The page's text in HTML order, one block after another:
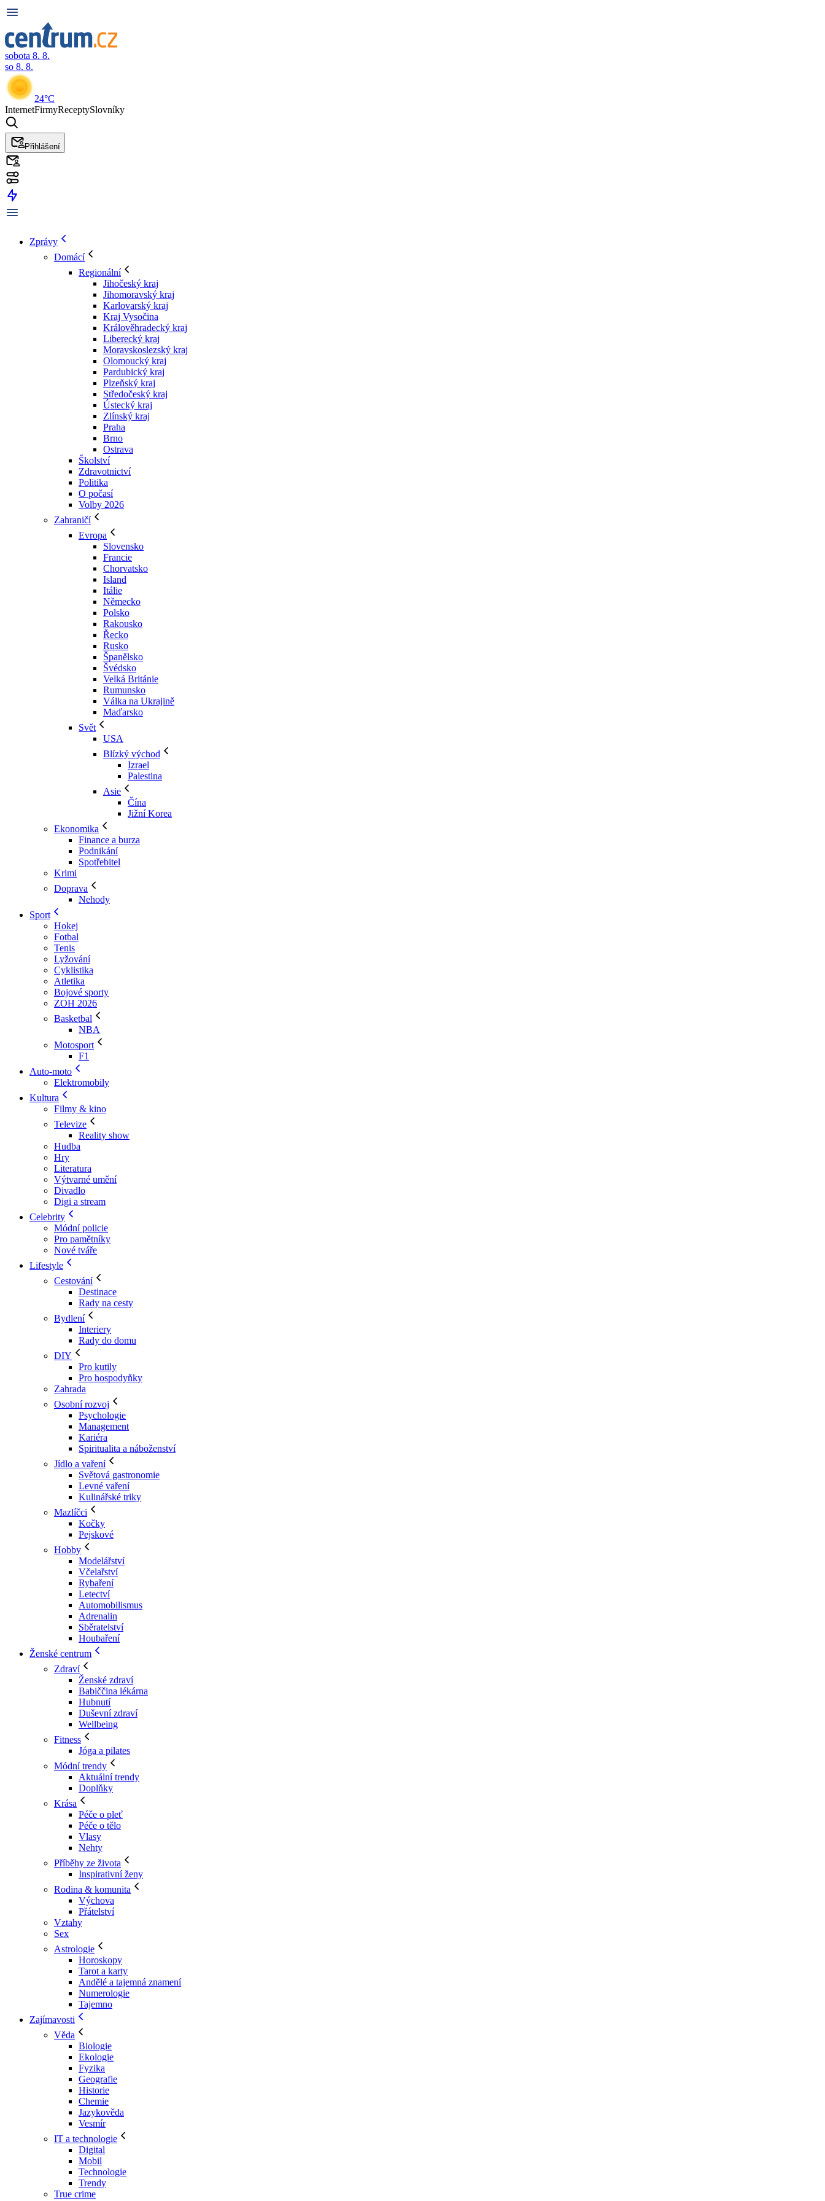
sobota 8. 8.
so 8. 8.
24°C
InternetFirmyReceptySlovníky
Přihlášení
Zprávy
Domácí
Regionální
Jihočeský kraj
Jihomoravský kraj
Karlovarský kraj
Kraj Vysočina
Králověhradecký kraj
Liberecký kraj
Moravskoslezský kraj
Olomoucký kraj
Pardubický kraj
Plzeňský kraj
Středočeský kraj
Ústecký kraj
Zlínský kraj
Praha
Brno
Ostrava
Školství
Zdravotnictví
Politika
O počasí
Volby 2026
Zahraničí
Evropa
Slovensko
Francie
Chorvatsko
Island
Itálie
Německo
Polsko
Rakousko
Řecko
Rusko
Španělsko
Švédsko
Velká Británie
Rumunsko
Válka na Ukrajině
Maďarsko
Svět
USA
Blízký východ
Izrael
Palestina
Asie
Čína
Jižní Korea
Ekonomika
Finance a burza
Podnikání
Spotřebitel
Krimi
Doprava
Nehody
Sport
Hokej
Fotbal
Tenis
Lyžování
Cyklistika
Atletika
Bojové sporty
ZOH 2026
Basketbal
NBA
Motosport
F1
Auto-moto
Elektromobily
Kultura
Filmy & kino
Televize
Reality show
Hudba
Hry
Literatura
Výtvarné umění
Divadlo
Digi a stream
Celebrity
Módní policie
Pro pamětníky
Nové tváře
Lifestyle
Cestování
Destinace
Rady na cesty
Bydlení
Interiery
Rady do domu
DIY
Pro kutily
Pro hospodyňky
Zahrada
Osobní rozvoj
Psychologie
Management
Kariéra
Spiritualita a náboženství
Jídlo a vaření
Světová gastronomie
Levné vaření
Kulinářské triky
Mazlíčci
Kočky
Pejskové
Hobby
Modelářství
Včelařství
Rybaření
Letectví
Automobilismus
Adrenalin
Sběratelství
Houbaření
Ženské centrum
Zdraví
Ženské zdraví
Babiččina lékárna
Hubnutí
Duševní zdraví
Wellbeing
Fitness
Jóga a pilates
Módní trendy
Aktuální trendy
Doplňky
Krása
Péče o pleť
Péče o tělo
Vlasy
Nehty
Příběhy ze života
Inspirativní ženy
Rodina & komunita
Výchova
Přátelství
Vztahy
Sex
Astrologie
Horoskopy
Tarot a karty
Andělé a tajemná znamení
Numerologie
Tajemno
Zajímavosti
Věda
Biologie
Ekologie
Fyzika
Geografie
Historie
Chemie
Jazykověda
Vesmír
IT a technologie
Digital
Mobil
Technologie
Trendy
True crime